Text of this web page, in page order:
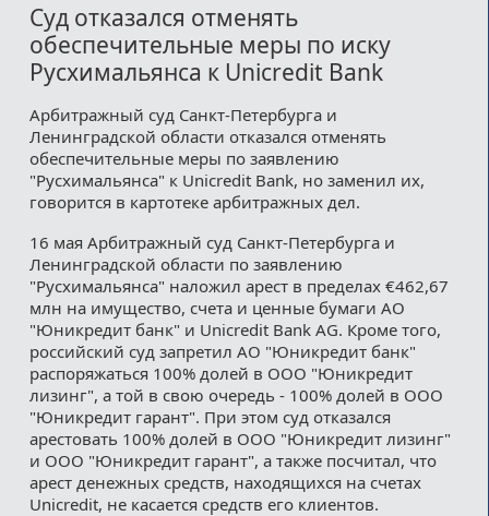
Пользовательское соглашение
Медиакит
Контакты
Суд отказался отменять
обеспечительные меры по иску
Русхимальянса к Unicredit Bank
Арбитражный суд Санкт-Петербурга и
Ленинградской области отказался отменять
обеспечительные меры по заявлению
"Русхимальянса" к Unicredit Bank, но заменил их,
говорится в картотеке арбитражных дел.
16 мая Арбитражный суд Санкт-Петербурга и
Ленинградской области по заявлению
"Русхимальянса" наложил арест в пределах €462,67
млн на имущество, счета и ценные бумаги АО
"Юникредит банк" и Unicredit Bank AG. Кроме того,
российский суд запретил АО "Юникредит банк"
распоряжаться 100% долей в ООО "Юникредит
лизинг", а той в свою очередь - 100% долей в ООО
"Юникредит гарант". При этом суд отказался
арестовать 100% долей в ООО "Юникредит лизинг"
и ООО "Юникредит гарант", а также посчитал, что
арест денежных средств, находящихся на счетах
Unicredit, не касается средств его клиентов.